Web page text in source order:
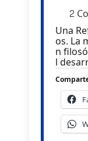
2
Una Reflexión Masónica sobre ell
os. La
n
l